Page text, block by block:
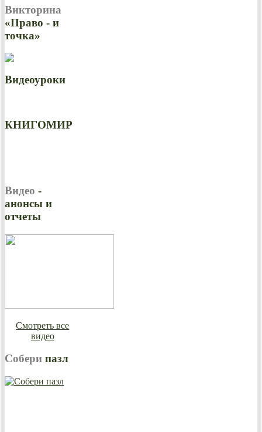
Викторина
«Право - и
точка»
Видеоуроки
КНИГОМИР
Видео -
анонсы и
отчеты
Смотреть все
видео
Собери пазл